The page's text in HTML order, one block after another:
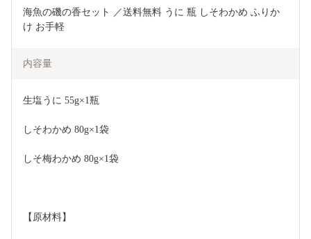
海魚の磯の香セット ／送料無料 うに 瓶 しそわかめ ふりか
け お手軽
内容量
生塩うに 55g×1瓶
しそわかめ 80g×1袋
しそ梅わかめ 80g×1袋
【原材料】